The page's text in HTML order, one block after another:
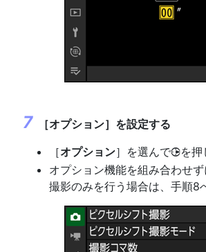
［オプション］を設定する
［オプション］を選んで2を押
オプション機能を組み合わせ
撮影のみを行う場合は、手順8